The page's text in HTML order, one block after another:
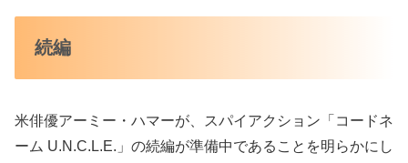
続編
米俳優アーミー・ハマーが、スパイアクション「コードネ
ーム U.N.C.L.E.」の続編が準備中であることを明らかにし